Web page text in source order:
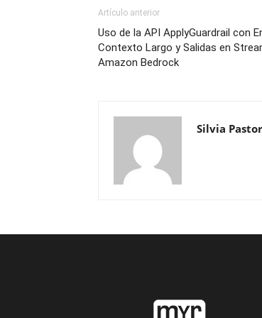
Artículo anterior
Uso de la API ApplyGuardrail con
Contexto Largo y Salidas en
Amazon Bedrock
Silvia Pastor